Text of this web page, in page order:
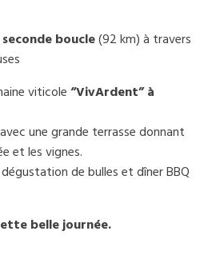
boucle(92 km) à travers
viticole“VivArdent” à
une grande terrasse donnant
et les vignes.
de bulles et dîner BBQ
belle journée.